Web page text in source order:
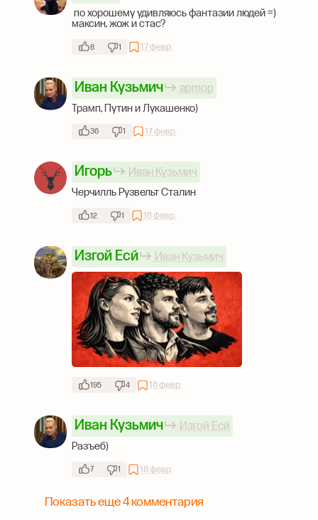
по хорошему удивляюсь фантазии людей =)
максин, жож и стас?
8 1 17 февр.
Иван Кузьмич
apmop
Трамп, Путин и Лукашенко)
36 1 17 февр.
Игорь
Иван Кузьмич
Черчилль Рузвельт Сталин
12 1 18 февр.
Изгой Еси́ Иван Кузьмич
195 4 18 февр.
Иван Кузьмич
Изгой Еси́
Разъеб)
7 1 18 февр.
Показать еще 4 комментария